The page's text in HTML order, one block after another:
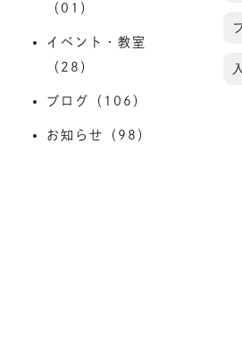
（01）
イベント・教室
（28）
ブログ（106）
お知らせ（98）